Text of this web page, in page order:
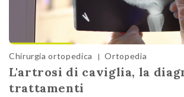
Chirurgia ortopedica | Ortopedia
L'artrosi di caviglia, la
trattamenti